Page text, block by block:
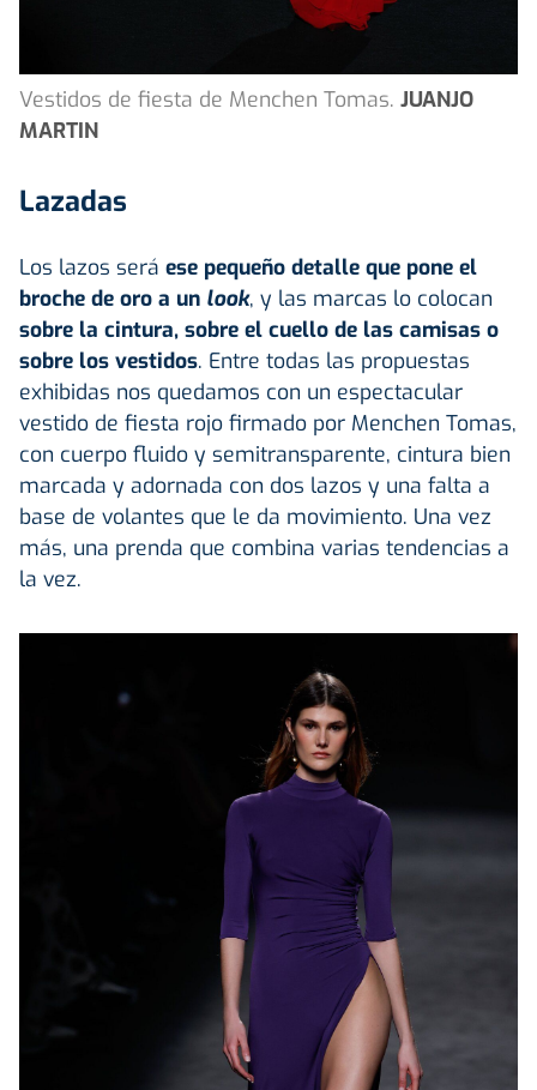
Vestidos de fiesta de Menchen Tomas. JUANJO
MARTIN
Lazadas
Los lazos será ese pequeño detalle que pone el
broche de oro a un look, y las marcas lo colocan
sobre la cintura, sobre el cuello de las camisas o
sobre los vestidos. Entre todas las propuestas
exhibidas nos quedamos con un espectacular
vestido de fiesta rojo firmado por Menchen Tomas,
con cuerpo fluido y semitransparente, cintura bien
marcada y adornada con dos lazos y una falta a
base de volantes que le da movimiento. Una vez
más, una prenda que combina varias tendencias a
la vez.